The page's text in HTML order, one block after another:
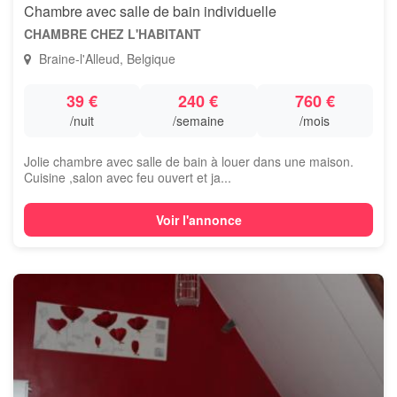
Chambre avec salle de bain individuelle
CHAMBRE CHEZ L'HABITANT
Braine-l'Alleud, Belgique
39 €
/nuit
240 €
/semaine
760 €
/mois
Jolie chambre avec salle de bain à louer dans une maison.
Cuisine ,salon avec feu ouvert et ja...
Voir l'annonce